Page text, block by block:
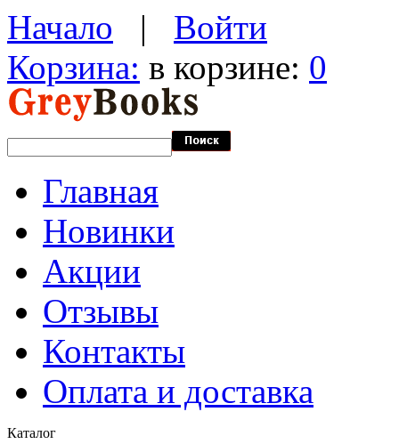
Начало | Войти
Корзина: в корзине: 0
Главная
Новинки
Акции
Отзывы
Контакты
Оплата и доставка
Каталог